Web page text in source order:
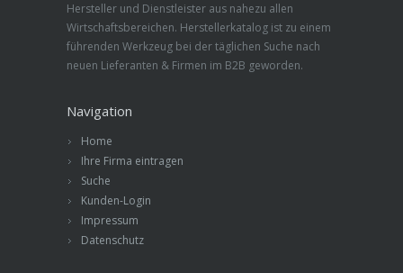
Hersteller und Dienstleister aus nahezu allen
Wirtschaftsbereichen. Herstellerkatalog ist zu einem
führenden Werkzeug bei der täglichen Suche nach
neuen Lieferanten & Firmen im B2B geworden.
Navigation
Home
Ihre Firma eintragen
Suche
Kunden-Login
Impressum
Datenschutz